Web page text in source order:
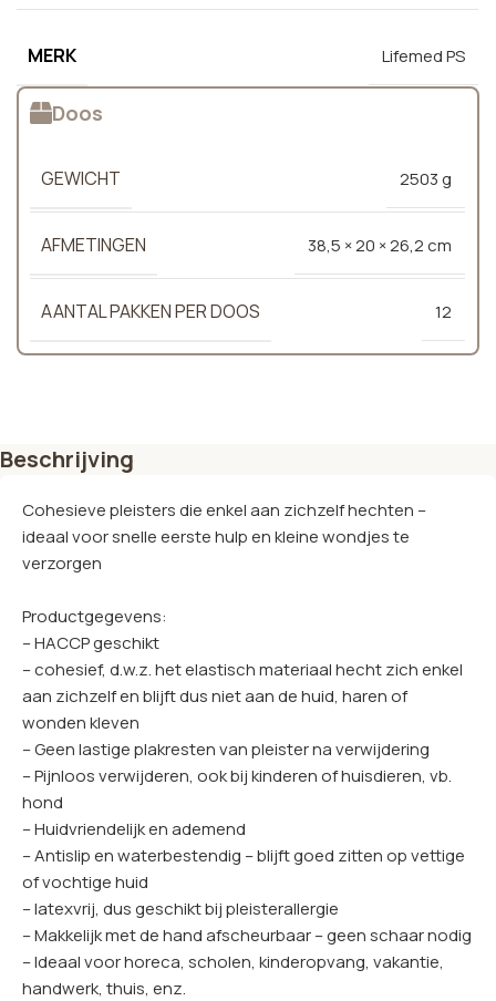
MERK Lifemed PS
Doos
GEWICHT 2503 g
AFMETINGEN 38,5 × 20 × 26,2 cm
AANTAL PAKKEN PER DOOS 12
Beschrijving
Cohesieve pleisters die enkel aan zichzelf hechten –
ideaal voor snelle eerste hulp en kleine wondjes te
verzorgen
Productgegevens:
– HACCP geschikt
– cohesief, d.w.z. het elastisch materiaal hecht zich enkel
aan zichzelf en blijft dus niet aan de huid, haren of
wonden kleven
– Geen lastige plakresten van pleister na verwijdering
– Pijnloos verwijderen, ook bij kinderen of huisdieren, vb.
hond
– Huidvriendelijk en ademend
– Antislip en waterbestendig – blijft goed zitten op vettige
of vochtige huid
– latexvrij, dus geschikt bij pleisterallergie
– Makkelijk met de hand afscheurbaar – geen schaar nodig
– Ideaal voor horeca, scholen, kinderopvang, vakantie,
handwerk, thuis, enz.